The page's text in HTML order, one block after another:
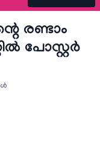
രണ്ടാം
പോസ്റ്റർ